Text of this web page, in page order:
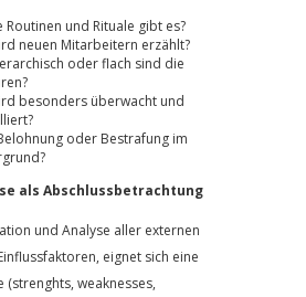
Routinen und Rituale gibt es?
neuen Mitarbeitern erzählt?
oder flach sind die
besonders überwacht und
oder Bestrafung im
als Abschlussbetrachtung
und Analyse aller externen
eignet sich eine
(strenghts, weaknesses,